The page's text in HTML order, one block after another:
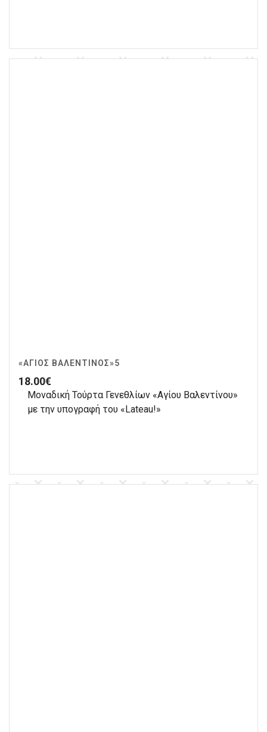
«ΆΓΙΟΣ ΒΑΛΕΝΤΊΝΟΣ»5
18.00€
Μοναδική Τούρτα Γενεθλίων «Αγίου Βαλεντίνου»
με την υπογραφή του «Lateau!»